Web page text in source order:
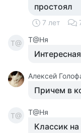
простоял
7 лет
Т@ Т@Ня
Алексей
Причем в
Т@ Т@Ня
Классик